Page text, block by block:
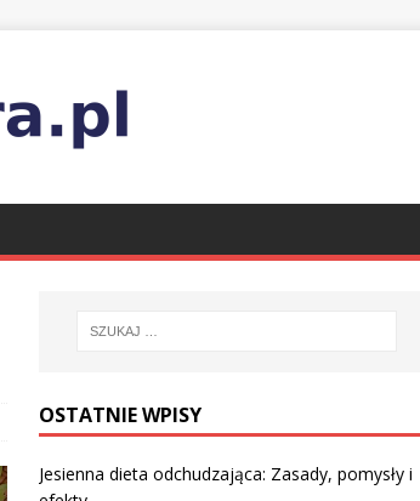
OSTATNIE WPISY
Jesienna dieta odchudzająca: Zasady, pomysły i